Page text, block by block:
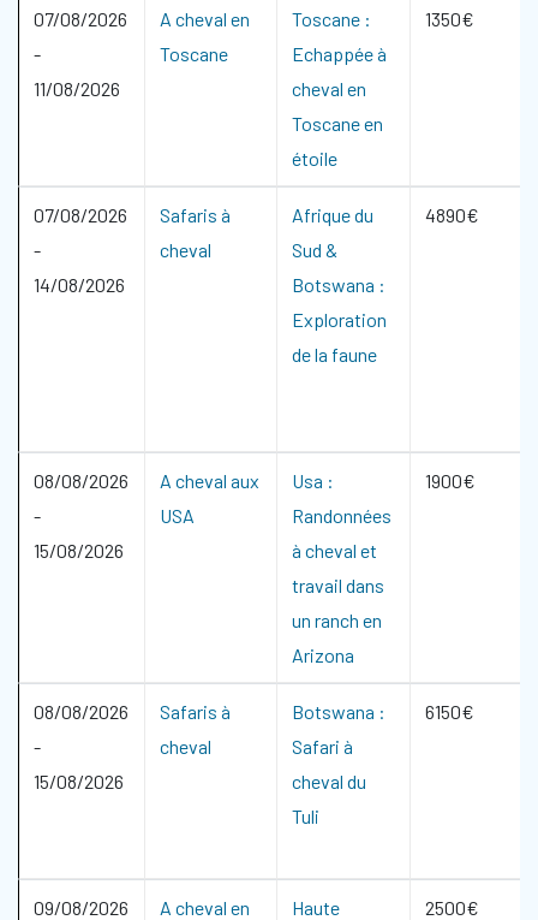
07/08/2026
-
11/08/2026
A cheval en
Toscane
Toscane :
Echappée à
cheval en
Toscane en
étoile
1350€
07/08/2026
-
14/08/2026
Safaris à
cheval
Afrique du
Sud &
Botswana :
Exploration
de la faune
4890€
08/08/2026
-
15/08/2026
A cheval aux
USA
Usa :
Randonnées
à cheval et
travail dans
un ranch en
Arizona
1900€
08/08/2026
-
15/08/2026
Safaris à
cheval
Botswana :
Safari à
cheval du
Tuli
6150€
09/08/2026
A cheval en
Haute
2500€